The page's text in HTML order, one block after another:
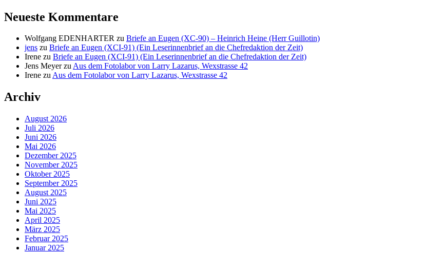
Neueste Kommentare
Wolfgang EDENHARTER zu Briefe an Eugen (XC-90) – Heinrich Heine (Herr Guillotin)
jens zu Briefe an Eugen (XCI-91) (Ein Leserinnenbrief an die Chefredaktion der Zeit)
Irene zu Briefe an Eugen (XCI-91) (Ein Leserinnenbrief an die Chefredaktion der Zeit)
Jens MeyerzuAus dem Fotolabor von Larry Lazarus, Wexstrasse 42
Irene zuAus dem Fotolabor von Larry Lazarus, Wexstrasse 42
Archiv
August 2026
Juli 2026
Juni 2026
Mai 2026
Dezember 2025
November 2025
Oktober 2025
September 2025
August 2025
Juni 2025
Mai 2025
April 2025
März 2025
Februar 2025
Januar 2025